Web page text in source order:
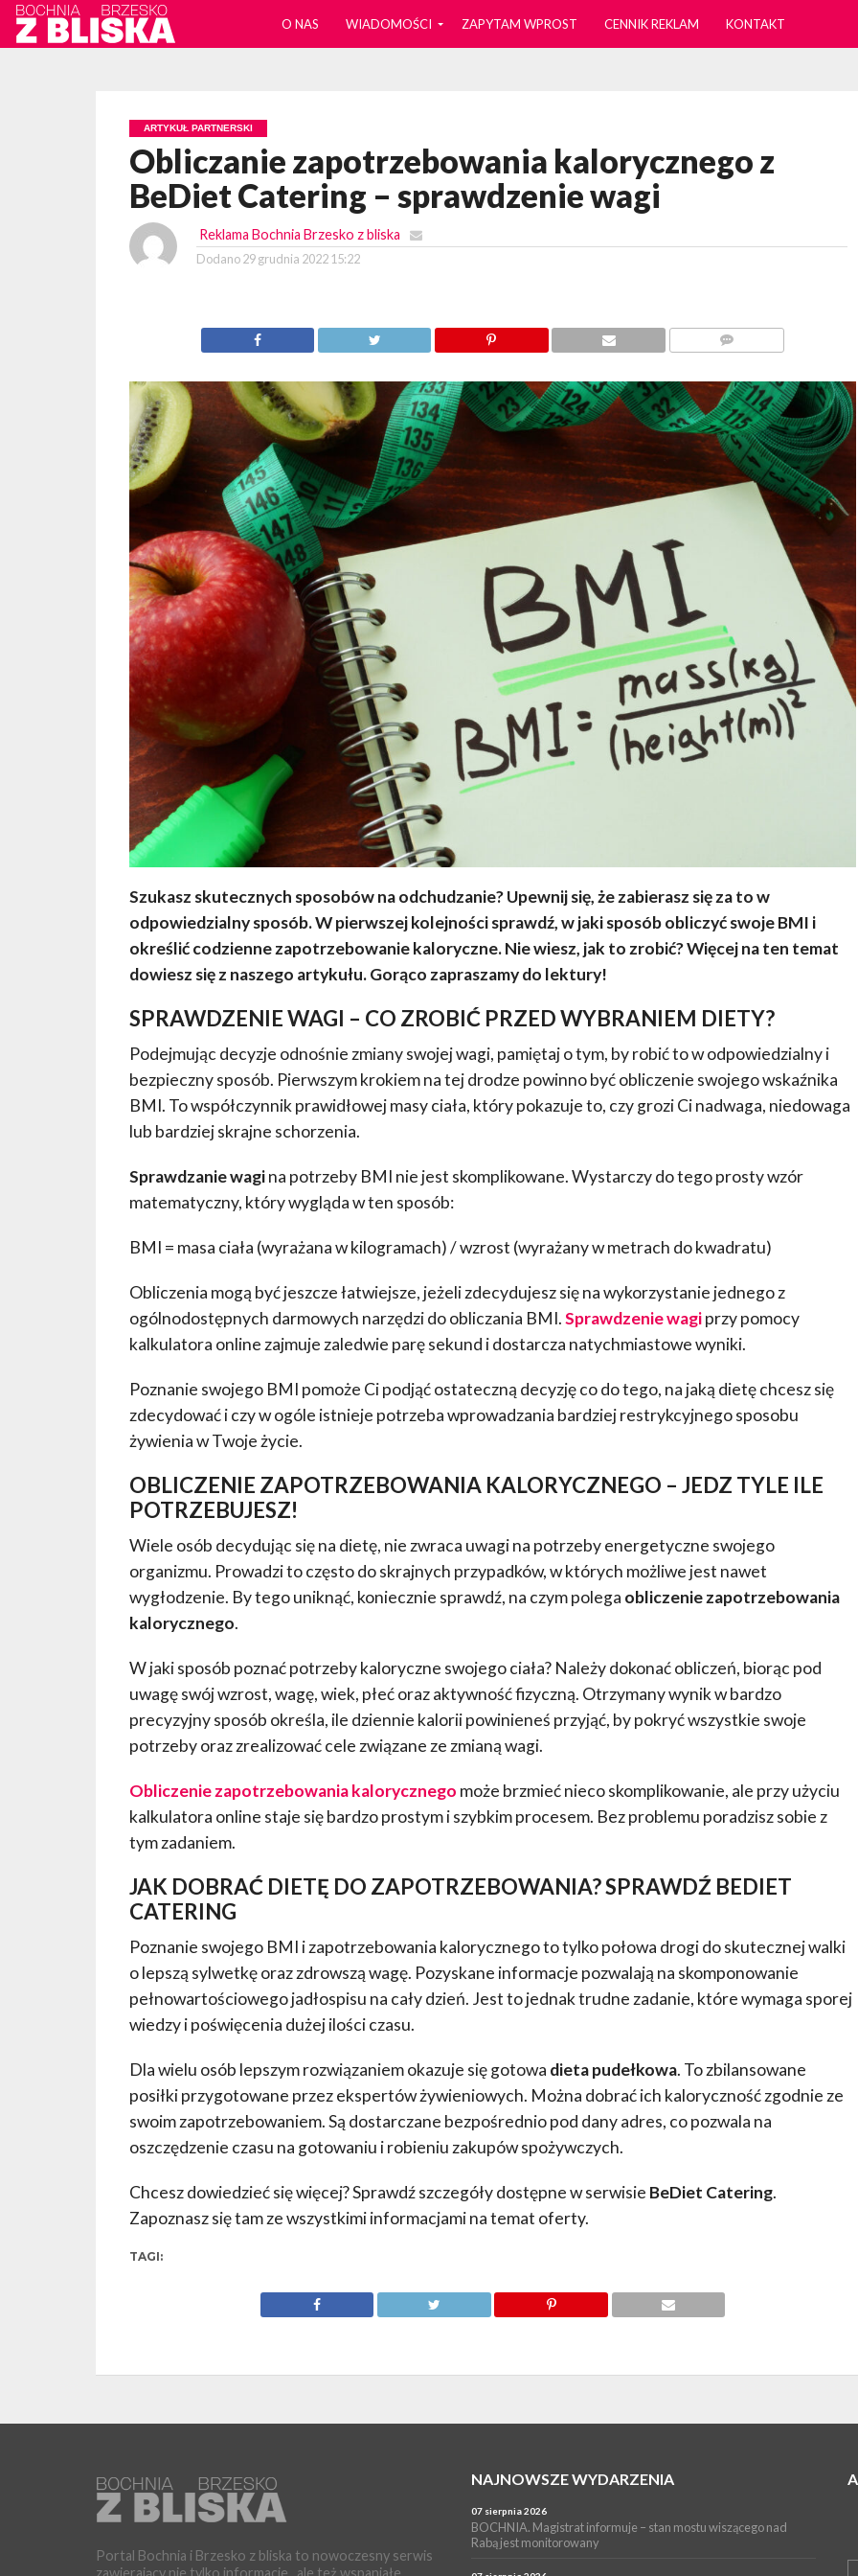
O NAS WIADOMOŚCI ZAPYTAM WPROST CENNIK REKLAM KONTAKT
ARTYKUŁ PARTNERSKI
Obliczanie zapotrzebowania kalorycznego z
BeDiet Catering – sprawdzenie wagi
Reklama Bochnia Brzesko z bliska
Dodano 29 grudnia 2022 15:22
Szukasz skutecznych sposobów na odchudzanie? Upewnij się, że zabierasz się za to w
odpowiedzialny sposób. W pierwszej kolejności sprawdź, w jaki sposób obliczyć swoje BMI i
określić codzienne zapotrzebowanie kaloryczne. Nie wiesz, jak to zrobić? Więcej na ten temat
dowiesz się z naszego artykułu. Gorąco zapraszamy do lektury!
SPRAWDZENIE WAGI – CO ZROBIĆ PRZED WYBRANIEM DIETY?
Podejmując decyzje odnośnie zmiany swojej wagi, pamiętaj o tym, by robić to w odpowiedzialny i
bezpieczny sposób. Pierwszym krokiem na tej drodze powinno być obliczenie swojego wskaźnika
BMI. To współczynnik prawidłowej masy ciała, który pokazuje to, czy grozi Ci nadwaga, niedowaga
lub bardziej skrajne schorzenia.
Sprawdzanie wagina potrzeby BMI nie jest skomplikowane. Wystarczy do tego prosty wzór
matematyczny, który wygląda w ten sposób:
BMI = masa ciała (wyrażana w kilogramach) / wzrost (wyrażany w metrach do kwadratu)
Obliczenia mogą być jeszcze łatwiejsze, jeżeli zdecydujesz się na wykorzystanie jednego z
ogólnodostępnych darmowych narzędzi do obliczania BMI.Sprawdzenie wagiprzy pomocy
kalkulatora online zajmuje zaledwie parę sekund i dostarcza natychmiastowe wyniki.
Poznanie swojego BMI pomoże Ci podjąć ostateczną decyzję co do tego, na jaką dietę chcesz się
zdecydować i czy w ogóle istnieje potrzeba wprowadzania bardziej restrykcyjnego sposobu
żywienia w Twoje życie.
OBLICZENIE ZAPOTRZEBOWANIA KALORYCZNEGO – JEDZ TYLE ILE
POTRZEBUJESZ!
Wiele osób decydując się na dietę, nie zwraca uwagi na potrzeby energetyczne swojego
organizmu. Prowadzi to często do skrajnych przypadków, w których możliwe jest nawet
wygłodzenie. By tego uniknąć, koniecznie sprawdź, na czym polega obliczenie zapotrzebowania
kalorycznego.
W jaki sposób poznać potrzeby kaloryczne swojego ciała? Należy dokonać obliczeń, biorąc pod
uwagę swój wzrost, wagę, wiek, płeć oraz aktywność fizyczną. Otrzymany wynik w bardzo
precyzyjny sposób określa, ile dziennie kalorii powinieneś przyjąć, by pokryć wszystkie swoje
potrzeby oraz zrealizować cele związane ze zmianą wagi.
Obliczenie zapotrzebowania kalorycznego może brzmieć nieco skomplikowanie, ale przy użyciu
kalkulatora online staje się bardzo prostym i szybkim procesem. Bez problemu poradzisz sobie z
tym zadaniem.
JAK DOBRAĆ DIETĘ DO ZAPOTRZEBOWANIA? SPRAWDŹ BEDIET
CATERING
Poznanie swojego BMI i zapotrzebowania kalorycznego to tylko połowa drogi do skutecznej walki
o lepszą sylwetkę oraz zdrowszą wagę. Pozyskane informacje pozwalają na skomponowanie
pełnowartościowego jadłospisu na cały dzień. Jest to jednak trudne zadanie, które wymaga sporej
wiedzy i poświęcenia dużej ilości czasu.
Dla wielu osób lepszym rozwiązaniem okazuje się gotowa dieta pudełkowa. To zbilansowane
posiłki przygotowane przez ekspertów żywieniowych. Można dobrać ich kaloryczność zgodnie ze
swoim zapotrzebowaniem. Są dostarczane bezpośrednio pod dany adres, co pozwala na
oszczędzenie czasu na gotowaniu i robieniu zakupów spożywczych.
Chcesz dowiedzieć się więcej? Sprawdź szczegóły dostępne w serwisie BeDiet Catering.
Zapoznasz się tam ze wszystkimi informacjami na temat oferty.
TAGI:
Portal Bochnia i Brzesko z bliska to nowoczesny serwis
NAJNOWSZE WYDARZENIA
07 sierpnia 2026
BOCHNIA. Magistrat informuje – stan mostu wiszącego nad
Rabą jest monitorowany